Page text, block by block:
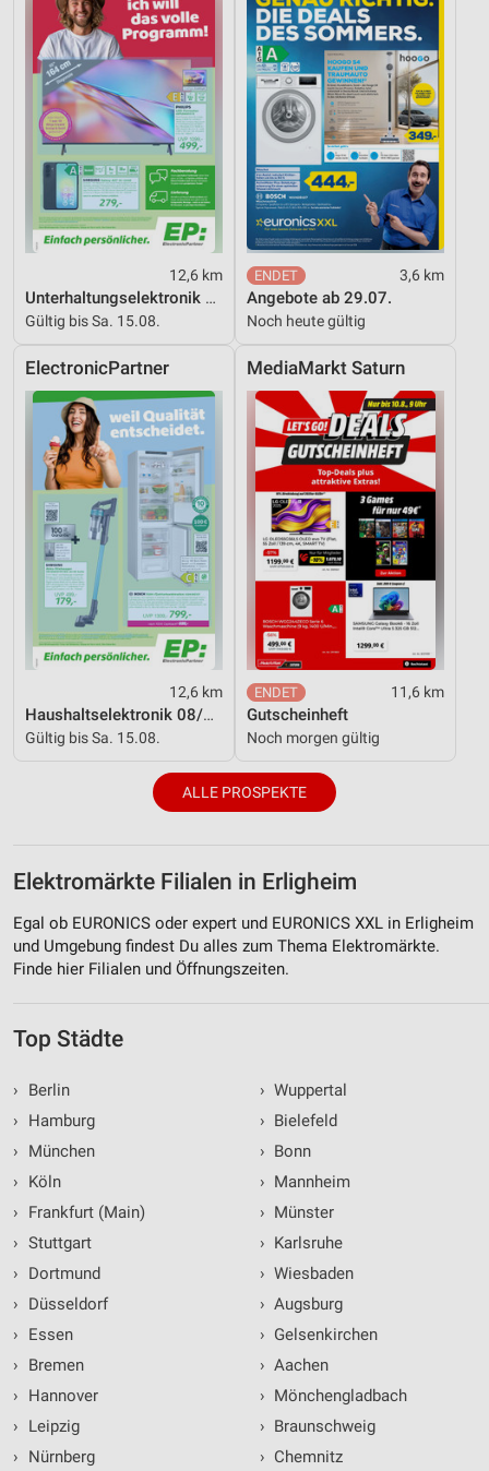
12,6 km
Unterhaltungselektronik 08/2026
Gültig bis Sa. 15.08.
3,6 km
Angebote ab 29.07.
Noch heute gültig
ElectronicPartner
12,6 km
Haushaltselektronik 08/2026
Gültig bis Sa. 15.08.
MediaMarkt Saturn
11,6 km
Gutscheinheft
Noch morgen gültig
ALLE PROSPEKTE
Elektromärkte Filialen in Erligheim
Egal ob EURONICS oder expert und EURONICS XXL in Erligheim
und Umgebung findest Du alles zum Thema Elektromärkte.
Finde hier Filialen und Öffnungszeiten.
Top Städte
›
Berlin
›
Hamburg
›
München
›
Köln
›
Frankfurt (Main)
› Stuttgart
›
Dortmund
›
Düsseldorf
›
Essen
›
Bremen
›
Hannover
›
Leipzig
›
Nürnberg
› Wuppertal
› Bielefeld
› Bonn
› Mannheim
› Münster
› Karlsruhe
› Wiesbaden
› Augsburg
› Gelsenkirchen
› Aachen
› Mönchengladbach
› Braunschweig
› Chemnitz
Performance
Funktional
Werbung